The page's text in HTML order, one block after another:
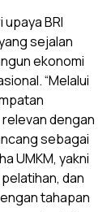
BRI
sejalan
ekonomi
“Melalui
dengan
sebagai
UMKM, yakni
dan
tahapan